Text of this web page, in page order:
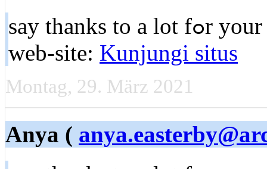
say thankѕ to a lot fߋr your wеb site it hеlps a whole lot. My
web-ѕite: Kunjungi situs
Montag, 29. März 2021
Anya (